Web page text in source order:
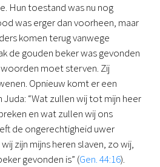
Hun toestand was nu nog
was erger dan voorheen, maar
komen terug vanwege
de gouden beker was gevonden
woorden moet sterven. Zij
Opnieuw komt er een
“Wat zullen wij tot mijn heer
en wat zullen wij ons
de ongerechtigheid uwer
zijn mijns heren slaven, zo wij,
gevonden is” (Gen. 44:16).